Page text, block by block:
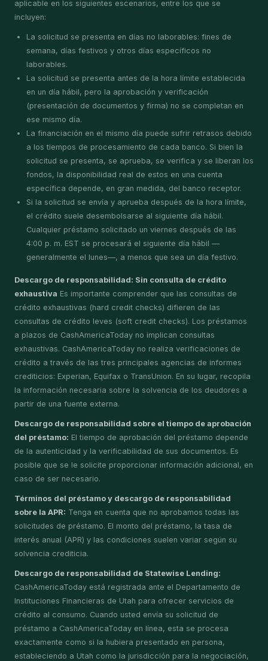
aplicable en los siguientes escenarios, entre los que se
incluyen:
La solicitud se presenta en días no laborables: fines de
semana, días festivos y otros días específicos no
laborables.
La solicitud se presenta antes de la hora límite establecida
en un día hábil, pero la aprobación y verificación
(presentación de documentos y firma) no se completan en
ese mismo día.
La financiación en el mismo día puede sufrir retrasos debido
a los tiempos de procesamiento de cada banco. Si bien la
solicitud se presenta, se aprueba, se verifica y se liberan los
fondos, la disponibilidad real de estos en una cuenta
específica depende, en gran medida, del banco receptor.
Si la solicitud se envía y aprueba después de la hora límite,
el crédito suele desembolsarse al siguiente día hábil.
Cualquier préstamo solicitado un viernes después de las
4:00 p. m. EST se procesará el siguiente día hábil —
generalmente el lunes—, a menos que sea un día festivo.
Descargo de responsabilidad: Sin consulta de crédito
exhaustiva Es importante comprender que las consultas de
crédito exhaustivas (hard credit checks) difieren de las
consultas de crédito leves (soft credit checks). Los préstamos
a plazos de CashAmericaToday no implican consultas
exhaustivas. CashAmericaToday no realiza verificaciones de
crédito a través de las tres principales agencias de informes
crediticios: Experian, Equifax o TransUnion. En su lugar, recopila
la información necesaria sobre la solvencia de los deudores a
partir de una fuente externa.
Descargo de responsabilidad sobre el tiempo de aprobación
del préstamo: El tiempo de aprobación del préstamo depende
de la autenticidad y la verificabilidad de sus documentos. Es
posible que se le solicite proporcionar información adicional, en
caso de ser necesario.
Términos del préstamo y descargo de responsabilidad
sobre la APR: Tenga en cuenta que no aprobamos todas las
solicitudes de préstamo. El monto del préstamo, la tasa de
interés anual (APR) y las condiciones suelen variar según su
solvencia crediticia.
Descargo de responsabilidad de Statewise Lending:
CashAmericaToday está registrada ante el Departamento de
Instituciones Financieras de Utah para ofrecer servicios de
crédito al consumo. Cuando usted envía su solicitud de
préstamo a CashAmericaToday en línea, esta se procesa
exactamente como si la hubiera presentado en persona,
estableciendo a Utah como la jurisdicción para la negociación,